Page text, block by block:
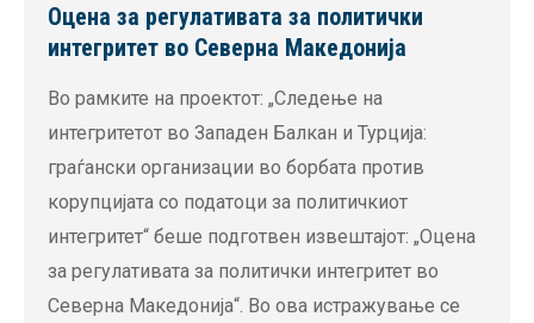
Оцена за регулативата за политички
интегритет во Северна Македонија
Во рамките на проектот: „Следење на
интегритетот во Западен Балкан и Турција:
граѓански организации во борбата против
корупцијата со податоци за политичкиот
интегритет“ беше подготвен извештајот: „Оцена
за регулативата за политички интегритет во
Северна Македонија“. Во ова истражување се